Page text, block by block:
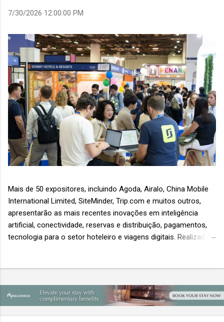
7/30/2026 12:00:00 PM
Mais de 50 expositores, incluindo Agoda, Airalo, China Mobile
International Limited, SiteMinder, Trip.com e muitos outros,
apresentarão as mais recentes inovações em inteligência
artificial, conectividade, reservas e distribuição, pagamentos,
tecnologia para o setor hoteleiro e viagens digitais. Realizada
podem acessar os três eventos simultâneos A Travel Tech
Asia 2026 retorna de 21 a 23 de outubro de 2026 no Sands